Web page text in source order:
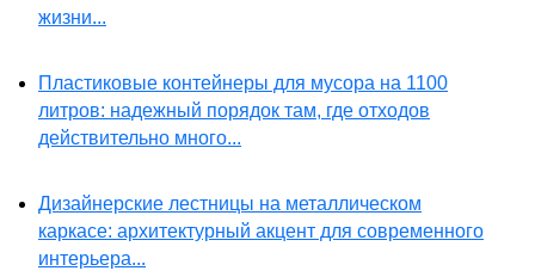
жизни...
Пластиковые контейнеры для мусора на 1100
литров: надежный порядок там, где отходов
действительно много...
Дизайнерские лестницы на металлическом
каркасе: архитектурный акцент для современного
интерьера...